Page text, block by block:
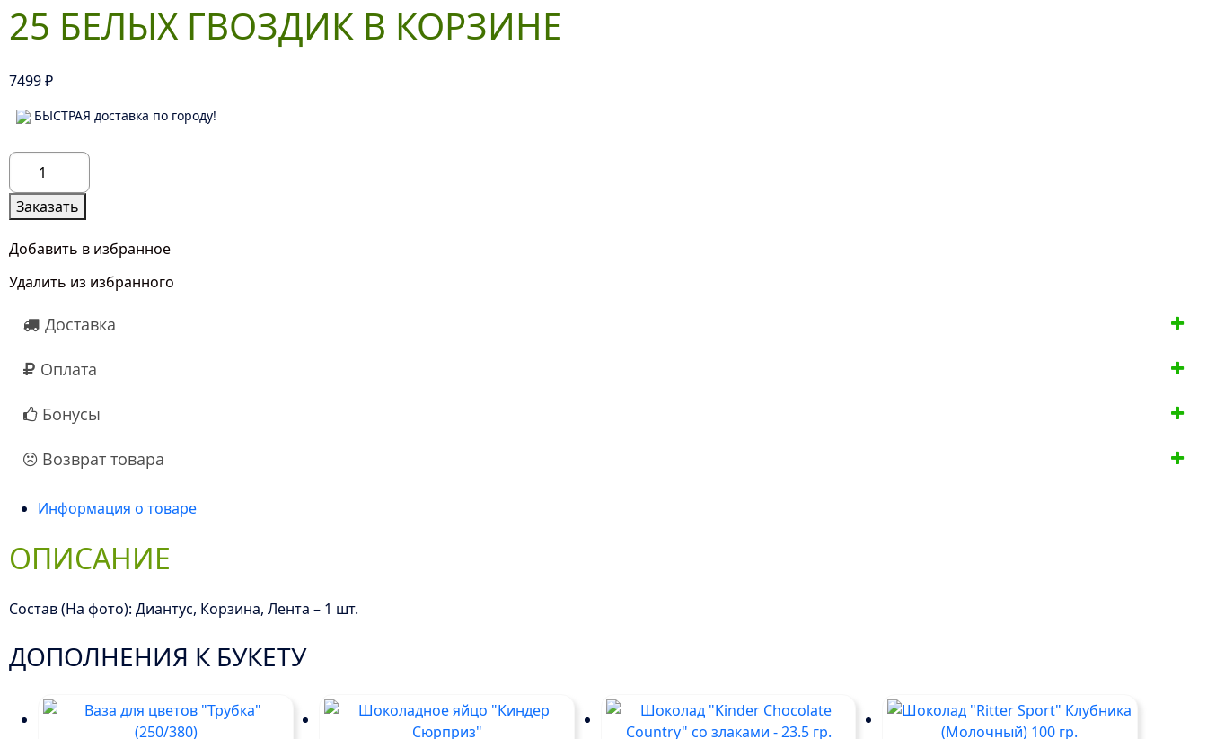
25 БЕЛЫХ ГВОЗДИК В КОРЗИНЕ
7499₽
БЫСТРАЯ доставка по городу!
Количество
товара
25
Белых
Гвоздик
корзине
Заказать
Добавить в избранное
Удалить из избранного
Доставка
Оплата
Бонусы
Возврат товара
Информация о товаре
ОПИСАНИЕ
Состав (На фото): Диантус, Корзина, Лента – 1 шт.
ДОПОЛНЕНИЯ К БУКЕТУ